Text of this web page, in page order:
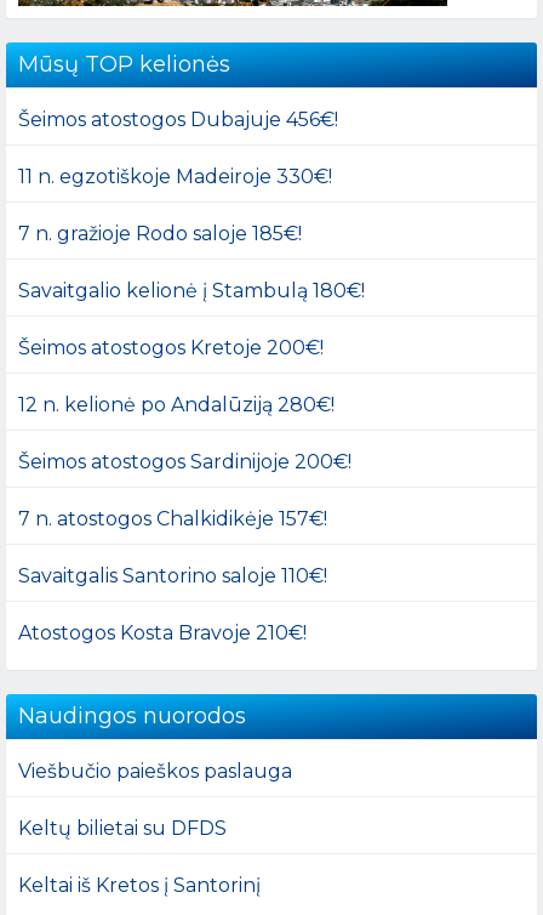
Mūsų TOP kelionės
Šeimos atostogos Dubajuje 456€!
11 n. egzotiškoje Madeiroje 330€!
7 n. gražioje Rodo saloje 185€!
Savaitgalio kelionė į Stambulą 180€!
Šeimos atostogos Kretoje 200€!
12 n. kelionė po Andalūziją 280€!
Šeimos atostogos Sardinijoje 200€!
7 n. atostogos Chalkidikėje 157€!
Savaitgalis Santorino saloje 110€!
Atostogos Kosta Bravoje 210€!
Naudingos nuorodos
Viešbučio paieškos paslauga
Keltų bilietai su DFDS
Keltai iš Kretos į Santorinį